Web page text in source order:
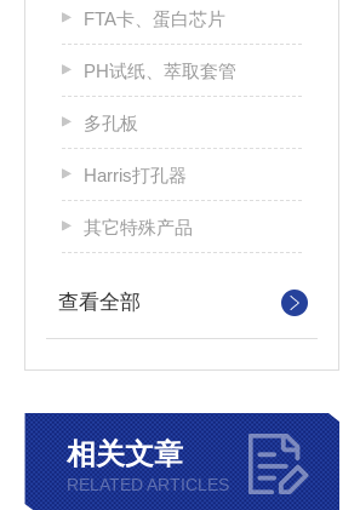
FTA卡、蛋白芯片
PH试纸、萃取套管
多孔板
Harris打孔器
其它特殊产品
查看全部
相关文章
RELATED ARTICLES